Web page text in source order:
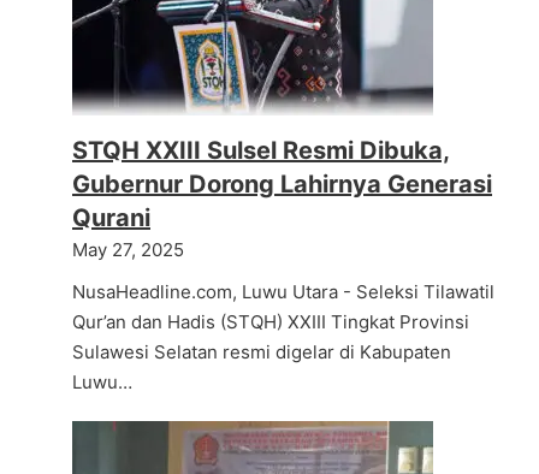
STQH XXIII Sulsel Resmi Dibuka,
Gubernur Dorong Lahirnya Generasi
Qurani
May 27, 2025
NusaHeadline.com, Luwu Utara - Seleksi Tilawatil
Qur’an dan Hadis (STQH) XXIII Tingkat Provinsi
Sulawesi Selatan resmi digelar di Kabupaten
Luwu…